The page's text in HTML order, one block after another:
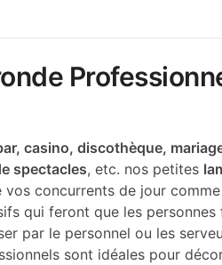
casino, discothèque,
spectacles, etc. nos petites
concurrents de jour
qui feront que les
par le personnel ou les
sont idéales pour